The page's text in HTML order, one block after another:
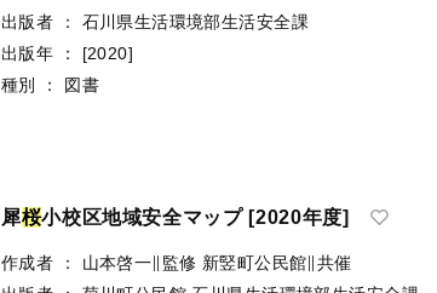
出版者
：
石川県生活環境部生活安全課
出版年
：
[2020]
種別
： 図書
犀桜小校区地域安全マップ [2020年度]
作成者 ： 山本啓一∥監修 新竪町公民館∥共催